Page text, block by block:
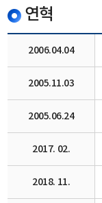
연혁
2006.04.04
2005.11.03
2005.06.24
2017. 02.
2018. 11.